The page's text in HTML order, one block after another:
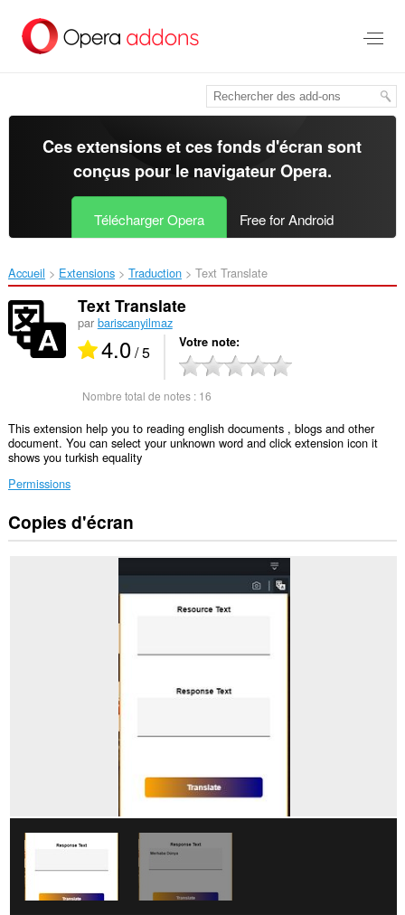
contenu
Ces extensions et ces fonds d'écran sont
conçus pour le navigateur Opera.
Télécharger Opera Free for Android
Accueil Extensions Traduction Text Translate‎
Text Translate
par bariscanyilmaz
4.0/ 5 Votre note
Nombre total de notes : 16
This extension help you to reading english documents , blogs and other
document. You can select your unknown word and click extension icon it
shows you turkish equality
Permissions
Cette
extension
Copies d'écran